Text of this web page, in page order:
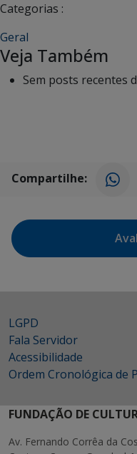
Categorias :
Geral
Veja Também
Sem posts recentes
Compartilhe:
LGPD
Fala Servidor
Acessibilidade
Ordem Cronológica de
FUNDAÇÃO DE
Av. Fernando Corrêa da